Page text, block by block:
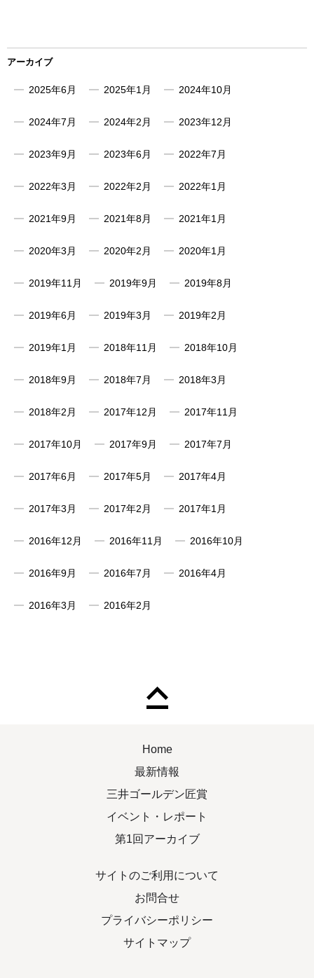
アーカイブ
2025年6月 2025年1月 2024年10月
2024年7月 2024年2月 2023年12月
2023年9月 2023年6月 2022年7月
2022年3月 2022年2月 2022年1月
2021年9月 2021年8月 2021年1月
2020年3月 2020年2月 2020年1月
2019年11月 2019年9月 2019年8月
2019年6月 2019年3月 2019年2月
2019年1月 2018年11月 2018年10月
2018年9月 2018年7月 2018年3月
2018年2月 2017年12月 2017年11月
2017年10月 2017年9月 2017年7月
2017年6月 2017年5月 2017年4月
2017年3月 2017年2月 2017年1月
2016年12月 2016年11月 2016年10月
2016年9月 2016年7月 2016年4月
2016年3月 2016年2月
Home
最新情報
三井ゴールデン匠賞
イベント・レポート
第1回アーカイブ
サイトのご利用について
お問合せ
プライバシーポリシー
サイトマップ